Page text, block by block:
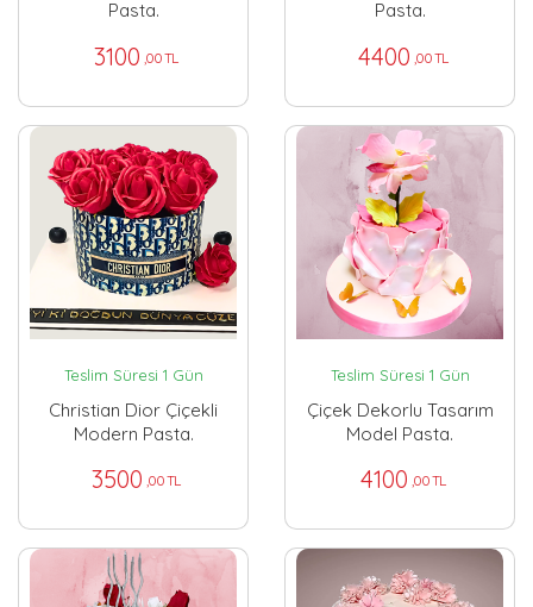
Pasta.
3100 ,00 TL
Pasta.
4400 ,00 TL
Teslim Süresi 1 Gün
Christian Dior Çiçekli
Modern Pasta.
3500 ,00 TL
Teslim Süresi 1 Gün
Çiçek Dekorlu Tasarım
Model Pasta.
4100 ,00 TL